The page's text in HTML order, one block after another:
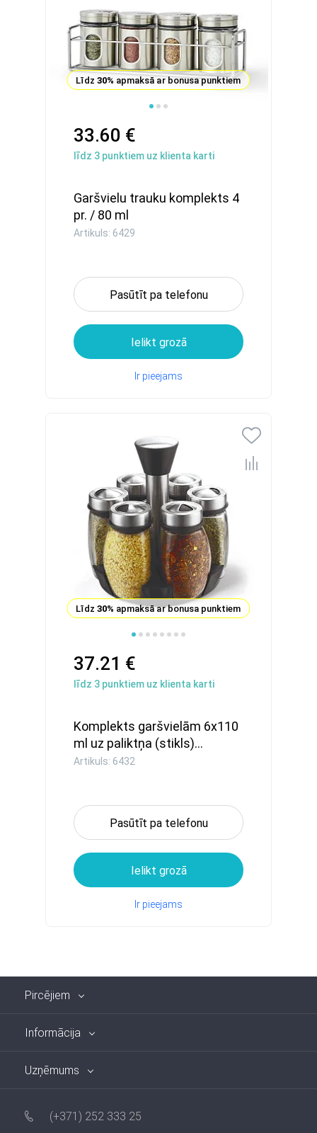
Līdz 30% apmaksā ar bonusa punktiem
33.60 €
līdz 3 punktiem uz klienta karti
Garšvielu trauku komplekts 4
pr. / 80 ml
Artikuls: 6429
Pasūtīt pa telefonu
Ielikt grozā
Ir pieejams
Līdz 30% apmaksā ar bonusa punktiem
37.21 €
līdz 3 punktiem uz klienta karti
Komplekts garšvielām 6x110
ml uz paliktņa (stikls)...
Artikuls: 6432
Pasūtīt pa telefonu
Ielikt grozā
Ir pieejams
Pircējiem
Informācija
Uzņēmums
(+371) 252 333 25